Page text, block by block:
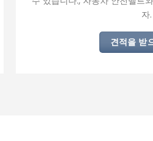
자.
견적을 받